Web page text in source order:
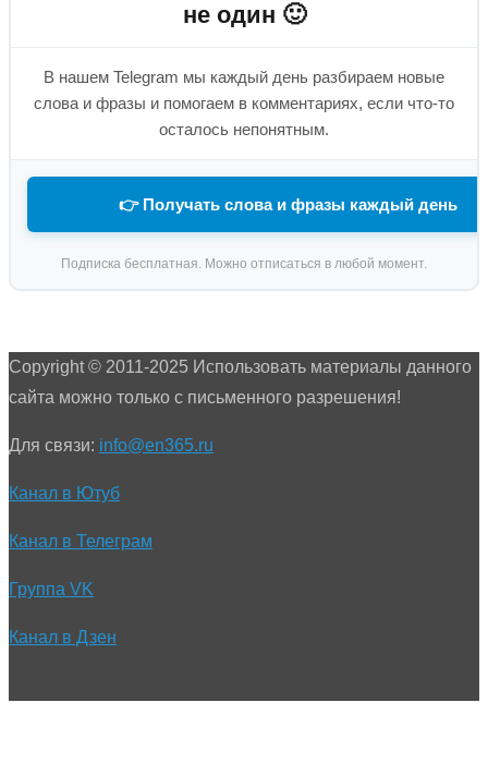
не один 🙂
В нашем Telegram мы каждый день разбираем новые
слова и фразы и помогаем в комментариях, если что-то
осталось непонятным.
👉 Получать слова и фразы каждый день
Подписка бесплатная. Можно отписаться в любой момент.
Copyright © 2011-2025 Использовать материалы данного
сайта можно только с письменного разрешения!
Для связи: info@en365.ru
Канал в Ютуб
Канал в Телеграм
Группа VK
Канал в Дзен